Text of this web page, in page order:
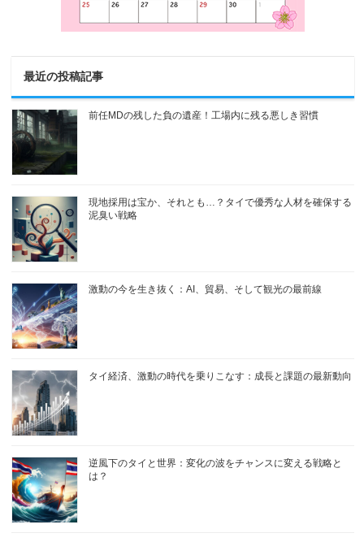
最近の投稿記事
前任MDの残した負の遺産！工場内に残る悪しき習慣
現地採用は宝か、それとも…？タイで優秀な人材を確保する
泥臭い戦略
激動の今を生き抜く：AI、貿易、そして観光の最前線
タイ経済、激動の時代を乗りこなす：成長と課題の最新動向
逆風下のタイと世界：変化の波をチャンスに変える戦略と
は？